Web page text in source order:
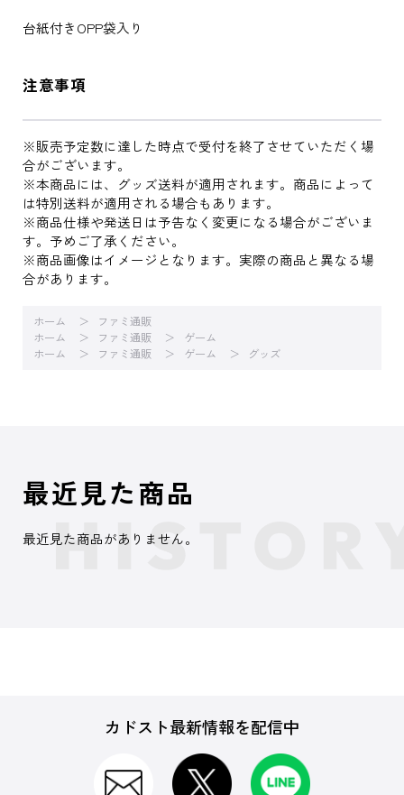
台紙付きOPP袋入り
注意事項
※販売予定数に達した時点で受付を終了させていただく場
合がございます。
※本商品には、グッズ送料が適用されます。商品によって
は特別送料が適用される場合もあります。
※商品仕様や発送日は予告なく変更になる場合がございま
す。予めご了承ください。
※商品画像はイメージとなります。実際の商品と異なる場
合があります。
ホーム
ファミ通販
ホーム
ファミ通販
ゲーム
ホーム
ファミ通販 ゲーム グッズ
最近見た商品
最近見た商品がありません。
カドスト最新情報を配信中